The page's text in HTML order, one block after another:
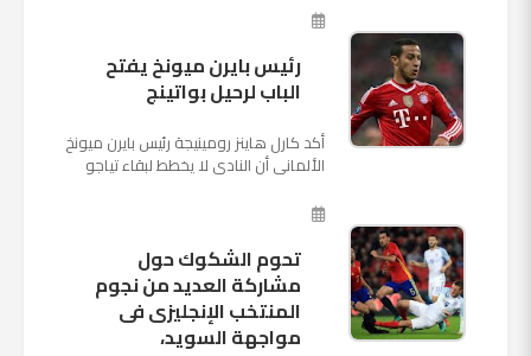
الثالثة والأ...
رئيس بايرن ميونخ يفتح
الباب لرحيل بواتينج
أكد كارل هاينز رومينيجة رئيس بايرن ميونخ
الألمانى أن النادى لا يخطط لبقاء تياجو
وأنه سيستم...
تحوم الشكوك حول
مشاركة العديد من نجوم
المنتخب الإنجليزى فى
مواجهة السويد،